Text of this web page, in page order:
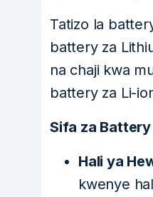
Tatizo la
battery za
na chaji kwa
battery za Li-
Sifa za Battery
Hali ya
kwenye